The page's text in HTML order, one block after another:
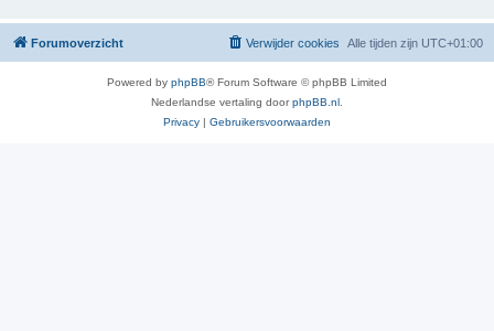
Forumoverzicht Alle tijden zijn UTC+01:00
Verwijder cookies
Powered by phpBB® Forum Software © phpBB Limited
Nederlandse vertaling doorphpBB.nl
Privacy | Gebruikersvoorwaarden